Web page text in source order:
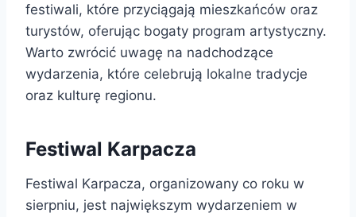
festiwali, które przyciągają mieszkańców oraz
turystów, oferując bogaty program artystyczny.
Warto zwrócić uwagę na nadchodzące
wydarzenia, które celebrują lokalne tradycje
oraz kulturę regionu.
Festiwal Karpacza
Festiwal Karpacza, organizowany co roku w
sierpniu, jest największym wydarzeniem w